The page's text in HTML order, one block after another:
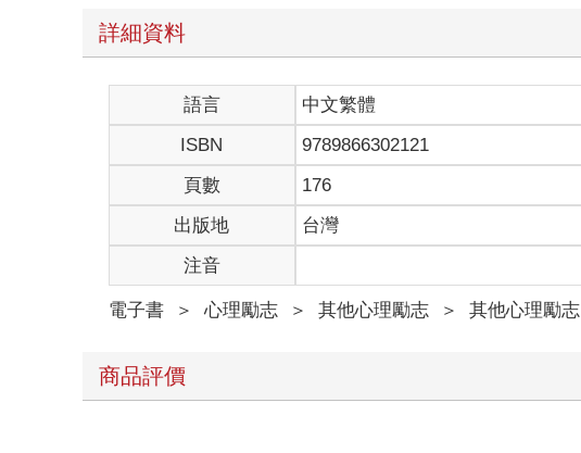
詳細資料
語言 中文繁體
ISBN
9789866302121
頁數
176
出版地
台灣
注音
電子書 ＞ 心理勵志 ＞ 其他心理勵志 ＞ 其他心理勵志
商品評價